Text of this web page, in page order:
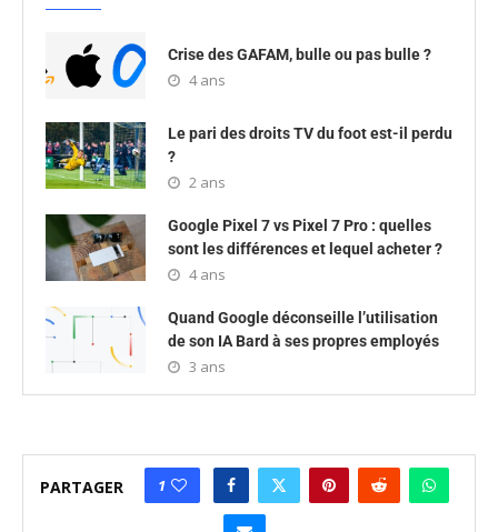
Crise des GAFAM, bulle ou pas bulle ?
4 ans
Le pari des droits TV du foot est-il perdu
?
2 ans
Google Pixel 7 vs Pixel 7 Pro : quelles
sont les différences et lequel acheter ?
4 ans
Quand Google déconseille l’utilisation
de son IA Bard à ses propres employés
3 ans
PARTAGER 1